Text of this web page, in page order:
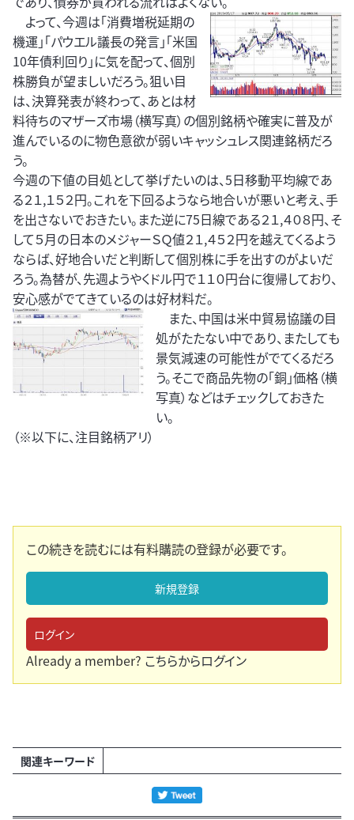
よって、今週は「消費増税延期の
機運」「パウエル議長の発言」「米国
10年債利回り」に気を配って、個別
株勝負が望ましいだろう。狙い目
は、決算発表が終わって、あとは材
料待ちのマザーズ市場（横写真）の個別銘柄や確実に普及が
進んでいるのに物色意欲が弱いキャッシュレス関連銘柄だろ
う。
今週の下値の目処として挙げたいのは、5日移動平均線であ
る２１,１５２円。これを下回るようなら地合いが悪いと考え、手
を出さないでおきたい。また逆に75日線である２１,４０８円、そ
して５月の日本のメジャーＳＱ値２１,４５２円を越えてくるよう
ならば、好地合いだと判断して個別株に手を出すのがよいだ
ろう。為替が、先週ようやくドル円で１１０円台に復帰しており、
安心感がでてきているのは好材料だ。
また、中国は米中貿易協議の目
処がたたない中であり、またしても
景気減速の可能性がでてくるだろ
う。そこで商品先物の「銅」価格（横
写真）などはチェックしておきた
い。
（※以下に、注目銘柄アリ）
この続きを読むには有料購読の登録が必要です。
新規登録
ログイン
Already a member? こちらからログイン
関連キーワード